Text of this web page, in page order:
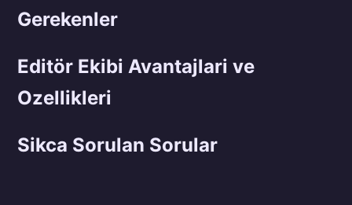
Gerekenler
Editör Ekibi Avantajlari ve
Ozellikleri
Sikca Sorulan Sorular